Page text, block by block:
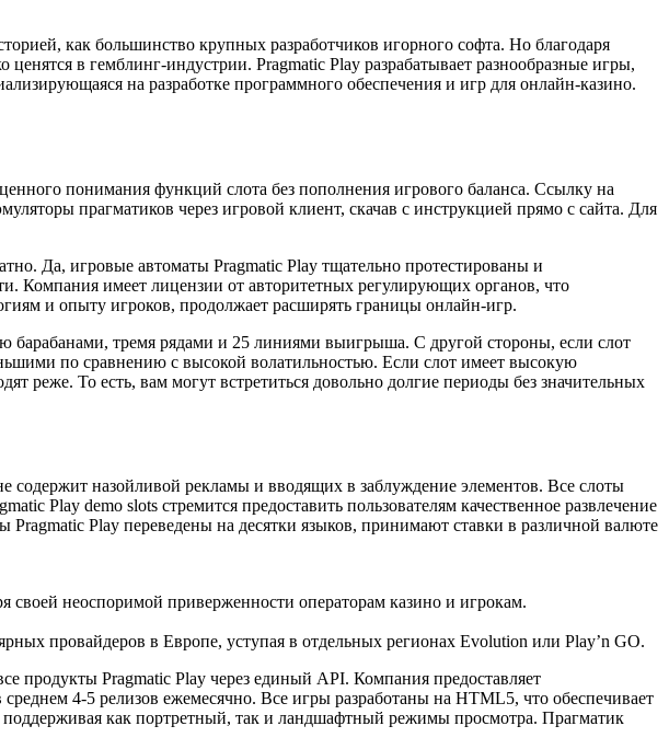
как большинство крупных разработчиков игорного софта. Но благодаря
в гемблинг-индустрии. Pragmatic Play разрабатывает разнообразные игры,
на разработке программного обеспечения и игр для онлайн-казино.
понимания функций слота без пополнения игрового баланса. Ссылку на
прагматиков через игровой клиент, скачав с инструкцией прямо с сайта. Для
Да, игровые автоматы Pragmatic Play тщательно протестированы и
Компания имеет лицензии от авторитетных регулирующих органов, что
и опыту игроков, продолжает расширять границы онлайн-игр.
барабанами, тремя рядами и 25 линиями выигрыша. С другой стороны, если слот
по сравнению с высокой волатильностью. Если слот имеет высокую
реже. То есть, вам могут встретиться довольно долгие периоды без значительных
назойливой рекламы и вводящих в заблуждение элементов. Все слоты
Play demo slots стремится предоставить пользователям качественное развлечение
Play переведены на десятки языков, принимают ставки в различной валюте
своей неоспоримой приверженности операторам казино и игрокам.
провайдеров в Европе, уступая в отдельных регионах Evolution или Play’n GO.
продукты Pragmatic Play через единый API. Компания предоставляет
4-5 релизов ежемесячно. Все игры разработаны на HTML5, что обеспечивает
как портретный, так и ландшафтный режимы просмотра. Прагматик